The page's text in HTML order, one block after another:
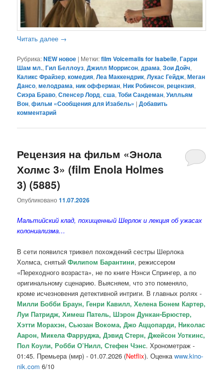
Читать далее →
Рубрика:NEW новое | Метки:film Voicemails for Isabelle,Гарри
Шам мл.,Гил Беллоуз,Джилл Моррисон,драма,Зои Дойч,
Каликс Фрайзер,комедия,Леа Маккендрик,Лукас Гейдж,Меган
Дансо,мелодрама,ник офферман,Ник Робинсон,рецензия,
Сиэра Браво,Спенсер Лорд,сша,Тоби Сандеман,Уилльям
Вон,фильм «Сообщения для Изабель» |Добавить
комментарий
Рецензия на фильм «Энола
Холмс 3» (film Enola Holmes
3) (5885)
Опубликовано11.07.2026
Мальтийский клад, похищенный Шерлок и лекция об ужасах
колониализма…
В сети появился триквел похождений сестры Шерлока
Холмса, снятыйФилипом Барантини, режиссером
«Переходного возраста», не по книге Нэнси Спрингер, а по
оригинальному сценарию. Выясняем, что это поменяло,
кроме исчезновения детективной интриги. В главных ролях -
Милли Бобби Браун, Генри Кавилл, Хелена Бонем Картер,
Луи Патридж, Химеш Патель, Шэрон Дункан-Брюстер,
Хэтти Морахэн, Сьюзан Вокома, Джо Аццопарди, Николас
Аарон, Микела Фарруджа, Дэвид Стерн, Джейсон Уоткинс,
Пол Коули, Робби О’Нилл, Стефен Чэнс. Хронометраж -
01:45. Премьера (мир) - 01.07.2026 (Netflix). Оценкаwww.kino-
nik.com 6/10